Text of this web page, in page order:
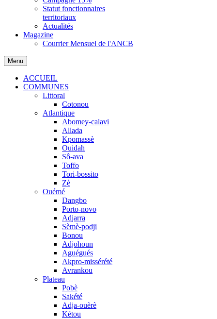
Statut fonctionnaires
territoriaux
Actualités
Magazine
Courrier Mensuel de l'ANCB
Menu
ACCUEIL
COMMUNES
Littoral
Cotonou
Atlantique
Abomey-calavi
Allada
Kpomassè
Ouidah
Sô-ava
Toffo
Tori-bossito
Zè
Ouémé
Dangbo
Porto-novo
Adjarra
Sèmè-podji
Bonou
Adjohoun
Aguégués
Akpro-missérété
Avrankou
Plateau
Pobè
Sakété
Adja-ouèrè
Kétou